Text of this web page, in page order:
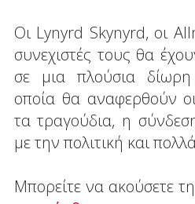
Οι Lynyrd Skynyrd, οι
συνεχιστές τους θα
σε μια πλούσια
οποία θα αναφερθούν
τα τραγούδια, η
με την πολιτική και
Μπορείτε να ακούσετε